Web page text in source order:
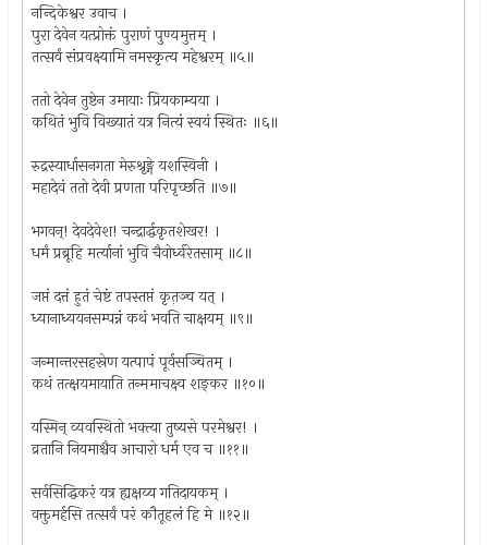
नन्दिकेश्वर उवाच ।
पुरा देवेन यत्प्रोक्तं पुराणं पुण्यमुत्तम् ।
तत्सर्वं संप्रवक्ष्यामि नमस्कृत्य महेश्वरम् ॥५॥
ततो देवेन तुष्टेन उमायाः प्रियकाम्यया ।
कथितं भुवि विख्यातं यत्र नित्यं स्वयं स्थितः ॥६॥
रुद्रस्यार्धासनगता मेरुश्रृङ्गे यशस्विनी ।
महादेवं ततो देवी प्रणता परिपृच्छति ॥७॥
भगवन्! देवदेवेश! चन्द्रार्द्धकृतशेखर! ।
धर्मं प्रब्रूहि मर्त्यानां भुवि चैवोर्ध्वरेतसाम् ॥८॥
जप्तं दत्तं हुतं चेष्टं तपस्तप्तं कृत़ञ्च यत् ।
ध्यानाध्ययनसम्पन्नं कथं भवति चाक्षयम् ॥९॥
जन्मान्तरसहस्रेण यत्पापं पूर्वसञ्चितम् ।
कथं तत्क्षयमायाति तन्ममाचक्ष्व शङ्कर ॥१०॥
यस्मिन् व्यवस्थितो भक्त्या तुष्यसे परमेश्वर! ।
व्रतानि नियमाश्चैव आचारो धर्म एव च ॥११॥
सर्वसिद्धिकरं यत्र ह्यक्षय्य गतिदायकम् ।
वक्तुमर्हसि तत्सर्वं परं कौतूहलं हि मे ॥१२॥